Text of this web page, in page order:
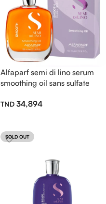
Alfaparf semi di lino serum
smoothing oil sans sulfate
34,894
SOLD OUT